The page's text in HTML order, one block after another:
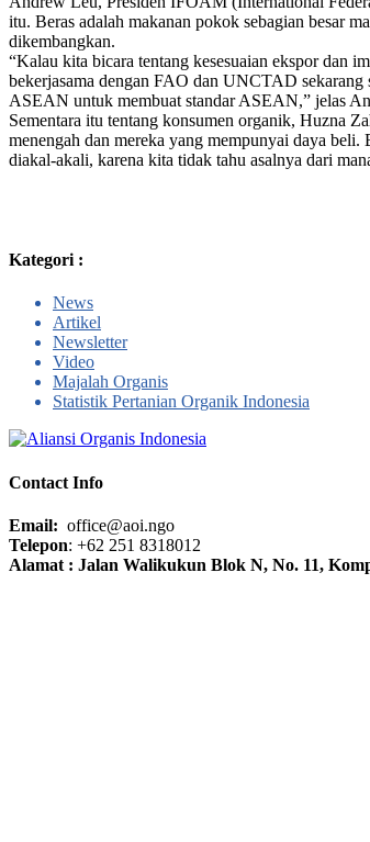
itu. Beras adalah makanan pokok sebagian besar
dikembangkan.
“Kalau kita bicara tentang kesesuaian ekspor dan
bekerjasama dengan FAO dan UNCTAD sekarang
ASEAN untuk membuat standar ASEAN,” jelas
Sementara itu tentang konsumen organik, Huzna
menengah dan mereka yang mempunyai daya
diakal-akali, karena kita tidak tahu asalnya dari
Kategori :
News
Artikel
Newsletter
Video
Majalah Organis
Statistik Pertanian Organik Indonesia
Contact Info
Email: office@aoi.ngo
Telepon: +62 251 8318012
Alamat : Jalan Walikukun Blok N, No. 11,